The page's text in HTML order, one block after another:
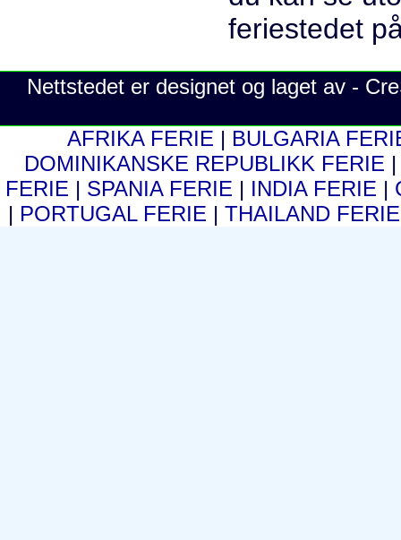
Nettstedet er designet og laget av -
AFRIKA FERIE | BULGARIA
DOMINIKANSKE REPUBLIKK FERIE
FERIE | SPANIA FERIE | INDIA FERIE |
| PORTUGAL FERIE | THAILAND